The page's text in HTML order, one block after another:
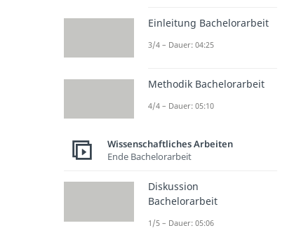
Einleitung Bachelorarbeit
3/4 – Dauer: 04:25
Methodik Bachelorarbeit
4/4 – Dauer: 05:10
Wissenschaftliches Arbeiten
Ende Bachelorarbeit
Diskussion
Bachelorarbeit
1/5 – Dauer: 05:06